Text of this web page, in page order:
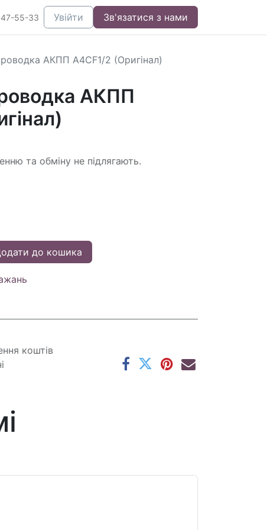
55-33 Увійти Зв'язатися з нами
АКПП A4CF1/2 (Оригінал)
АКПП
та обміну не підлягають.
до кошика
коштів